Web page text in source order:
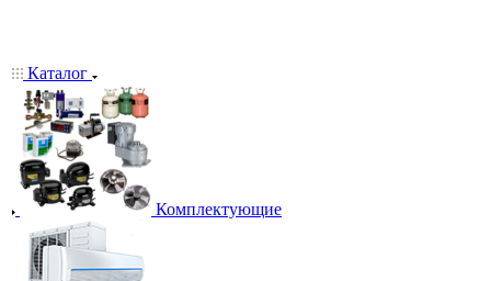
Каталог
Комплектующие